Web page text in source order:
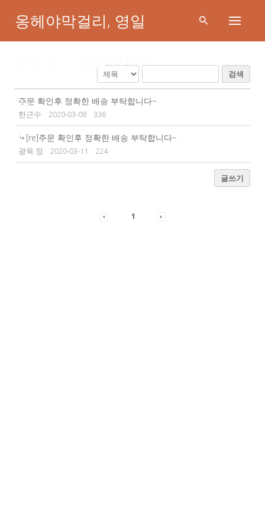
content옹헤야막걸리, 영일
만소주 | 청슬전통도
가
문의게시판
검색
주문 확인후 정확한 배송 부탁합니다~
한근수 2020-03-08 336
[re]주문 확인후 정확한 배송 부탁합니다~
광욱 정 2020-03-11 224
글쓰기
1